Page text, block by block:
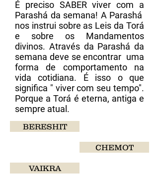
É preciso SABER viver com a
Parashá da semana! A Parashá
nos instrui sobre as Leis da Torá
e sobre os Mandamentos
divinos. Através da Parashá da
semana deve se encontrar uma
forma de comportamento na
vida cotidiana. É isso o que
significa " viver com seu tempo".
Porque a Torá é eterna, antiga e
sempre atual.
BERESHIT
CHEMOT
VAIKRA